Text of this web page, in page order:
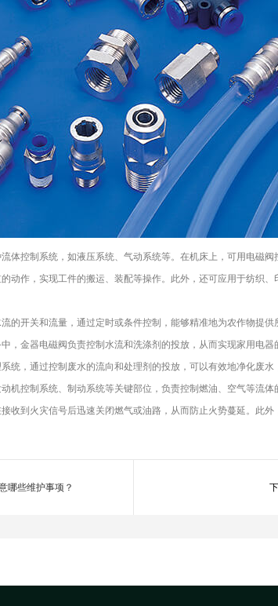
体控制系统，如液压系统、气动系统等。在机床上，可用电磁
动作，实现工件的搬运、装配等操作。此外，还可应用于纺织
的开关和流量，通过定时或条件控制，能够精准地为农作物提供
，金器电磁阀负责控制水流和洗涤剂的投放，从而实现家用电器
统，通过控制废水的流向和处理剂的投放，可以有效地净化废水
机控制系统、制动系统等关键部位，负责控制燃油、空气等流体
收到火灾信号后迅速关闭燃气或油路，从而防止火势蔓延。此
哪些维护事项？